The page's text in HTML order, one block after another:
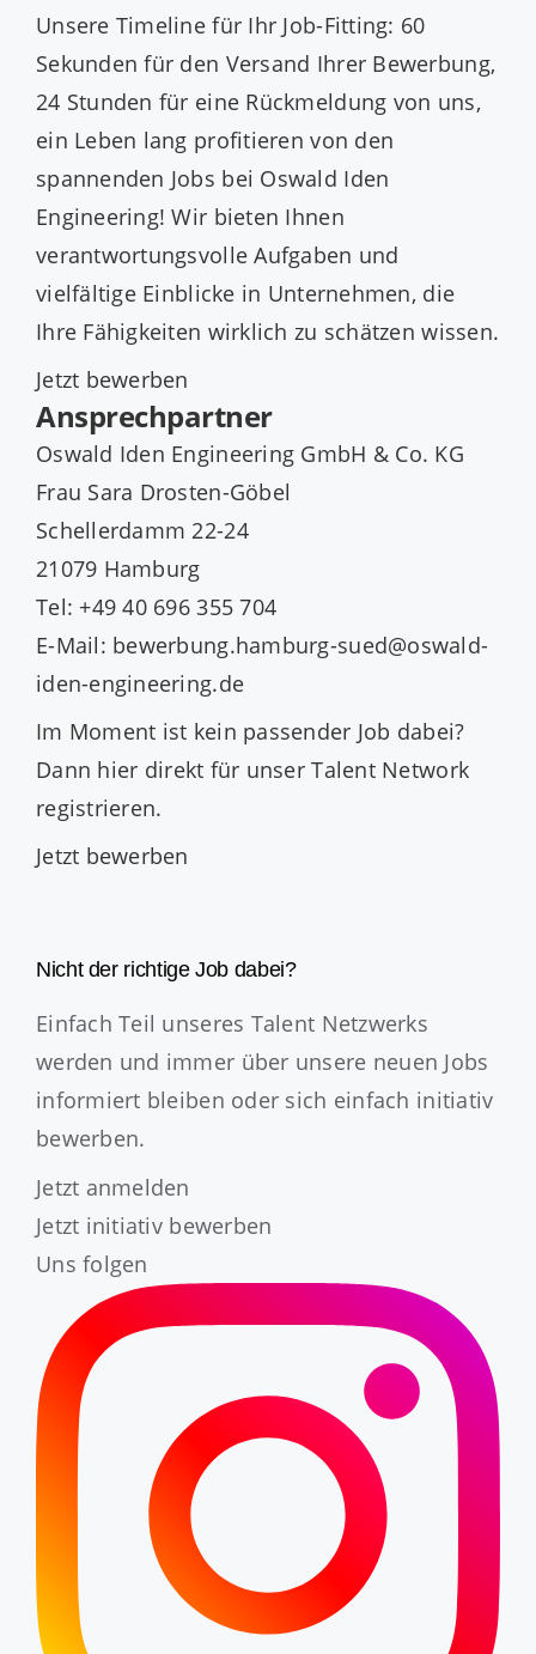
Unsere Timeline für Ihr Job-Fitting: 60
Sekunden für den Versand Ihrer Bewerbung,
24 Stunden für eine Rückmeldung von uns,
ein Leben lang profitieren von den
spannenden Jobs bei Oswald Iden
Engineering! Wir bieten Ihnen
verantwortungsvolle Aufgaben und
vielfältige Einblicke in Unternehmen, die
Ihre Fähigkeiten wirklich zu schätzen wissen.
Jetzt bewerben
Ansprechpartner
Oswald Iden Engineering GmbH & Co. KG
Frau Sara Drosten-Göbel
Schellerdamm 22-24
21079 Hamburg
Tel: +49 40 696 355 704
E-Mail: bewerbung.hamburg-sued@oswald-
iden-engineering.de
Im Moment ist kein passender Job dabei?
Dann hier direkt für unser Talent Network
registrieren.
Jetzt bewerben
Nicht der richtige Job dabei?
Einfach Teil unseres Talent Netzwerks
werden und immer über unsere neuen Jobs
informiert bleiben oder sich einfach initiativ
bewerben.
Jetzt anmelden
Jetzt initiativ bewerben
Uns folgen